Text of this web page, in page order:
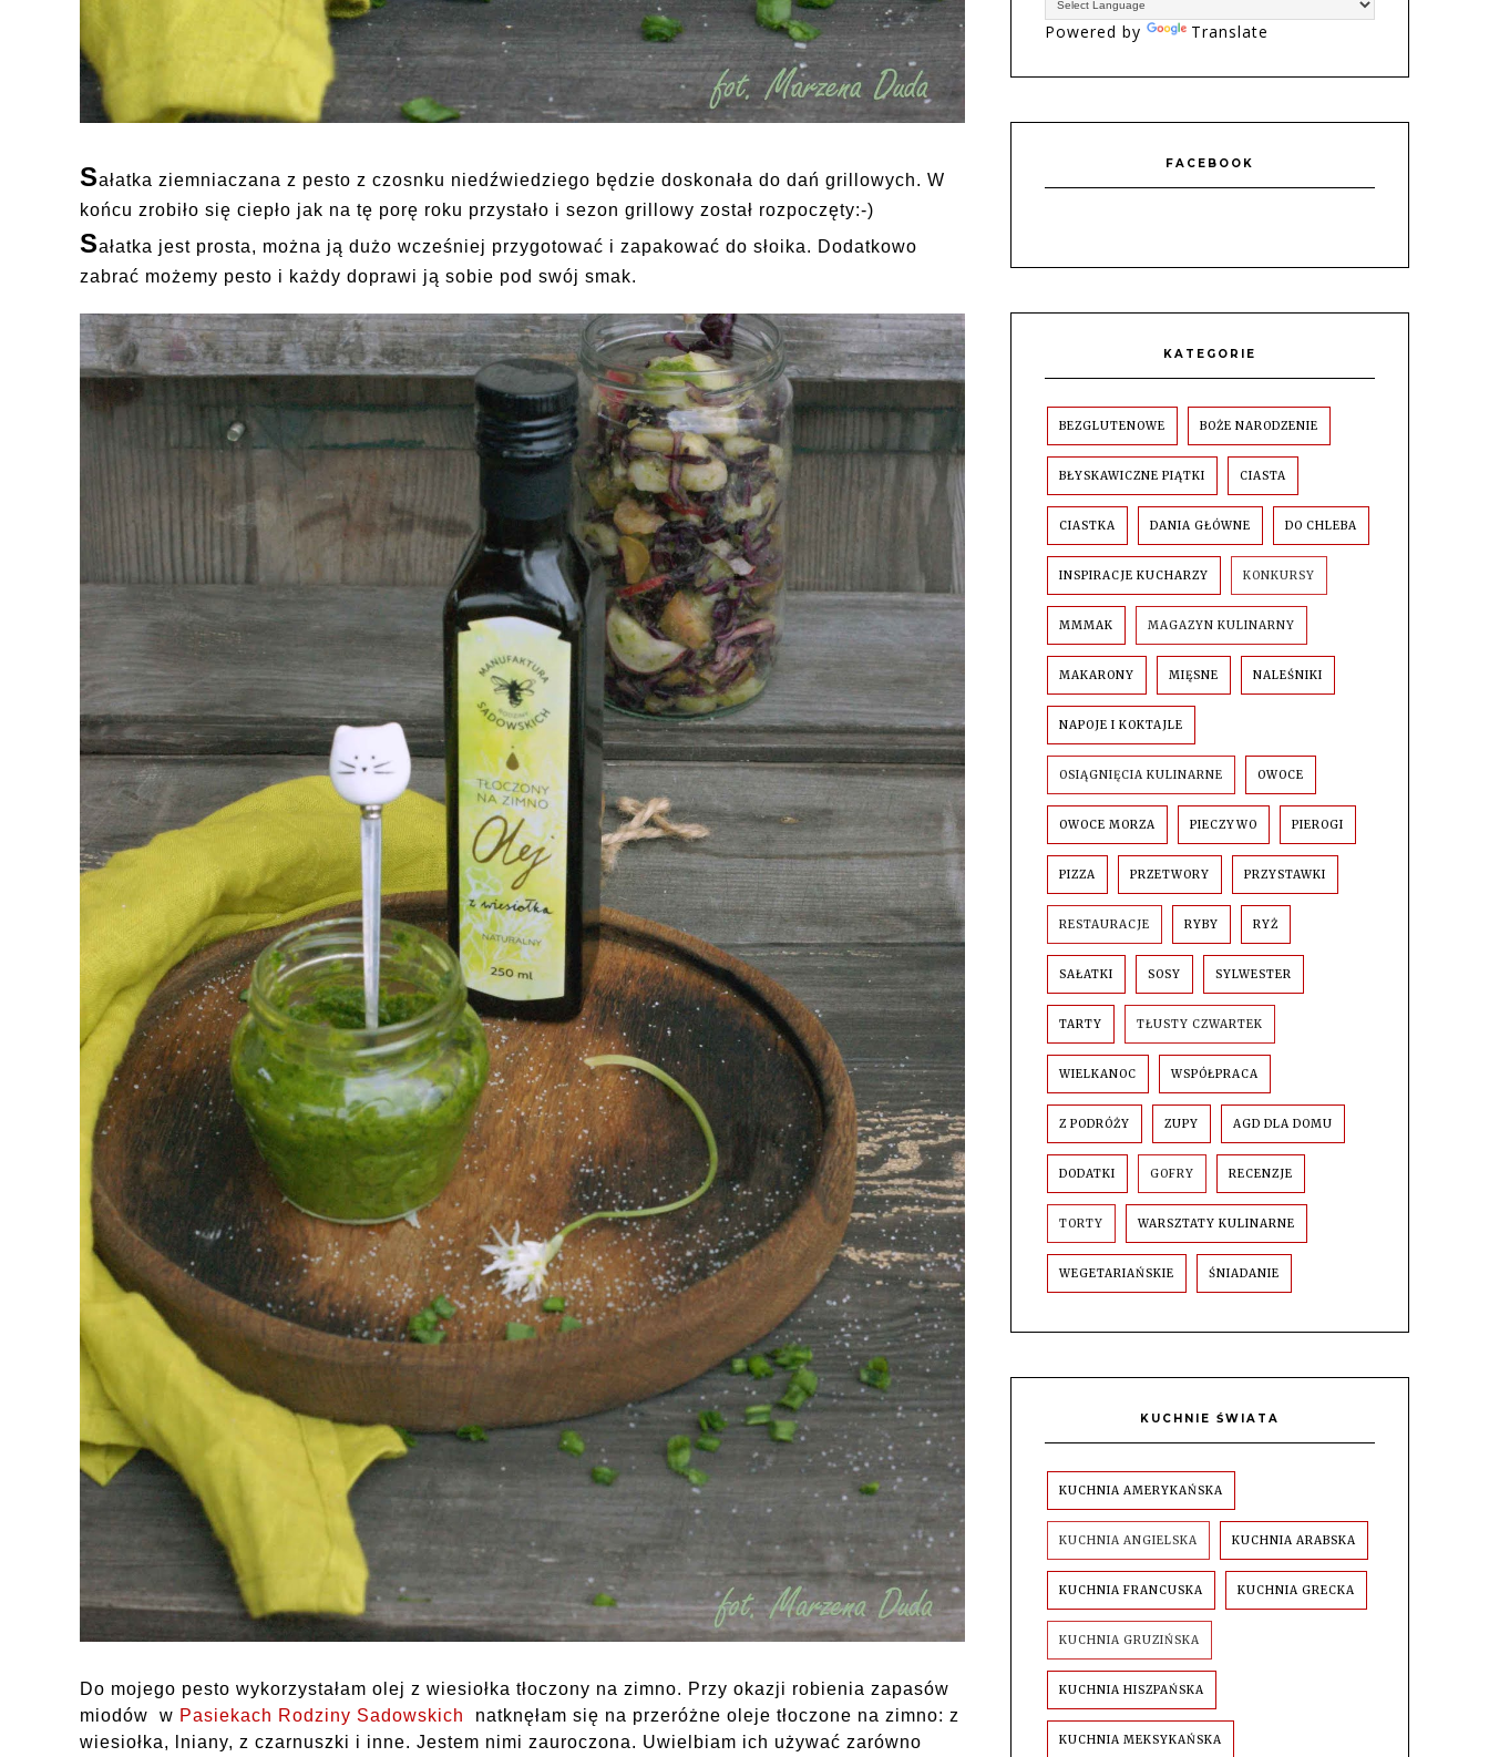
Sałatka ziemniaczana z pesto z czosnku niedźwiedziego będzie doskonała do dań grillowych. W
końcu zrobiło się ciepło jak na tę porę roku przystało i sezon grillowy został rozpoczęty:-)
Sałatka jest prosta, można ją dużo wcześniej przygotować i zapakować do słoika. Dodatkowo
zabrać możemy pesto i każdy doprawi ją sobie pod swój smak.
Do mojego pesto wykorzystałam olej z wiesiołka tłoczony na zimno. Przy okazji robienia zapasów
miodów w Pasiekach Rodziny Sadowskich
natknęłam się na przeróżne oleje tłoczone na zimno: z
wiesiołka, lniany, z czarnuszki i inne. Jestem nimi zauroczona. Uwielbiam ich używać zarówno
Powered by Translate
FACEBOOK
KATEGORIE
BEZGLUTENOWE BOŻE NARODZENIE
BŁYSKAWICZNE PIĄTKI CIASTA
CIASTKA DANIA GŁÓWNE DO CHLEBA
INSPIRACJE KUCHARZY KONKURSY
MMMAK MAGAZYN KULINARNY
MAKARONY MIĘSNE NALEŚNIKI
NAPOJE I KOKTAJLE
OSIĄGNIĘCIA KULINARNE OWOCE
OWOCE MORZA PIECZYWO PIEROGI
PIZZA PRZETWORY PRZYSTAWKI
RESTAURACJE RYBY RYŻ
SAŁATKI SOSY SYLWESTER
TARTY TŁUSTY CZWARTEK
WIELKANOC WSPÓŁPRACA
Z PODRÓŻY ZUPY AGD DLA DOMU
DODATKI GOFRY RECENZJE
TORTY WARSZTATY KULINARNE
WEGETARIAŃSKIE ŚNIADANIE
KUCHNIE ŚWIATA
KUCHNIA AMERYKAŃSKA
KUCHNIA ANGIELSKA KUCHNIA ARABSKA
KUCHNIA FRANCUSKA KUCHNIA GRECKA
KUCHNIA GRUZIŃSKA
KUCHNIA HISZPAŃSKA
KUCHNIA MEKSYKAŃSKA